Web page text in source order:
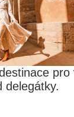
pro
delegátky.